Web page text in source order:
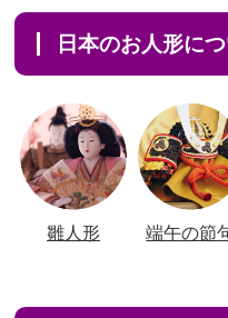
日本のお人形に
雛人形 端午の節